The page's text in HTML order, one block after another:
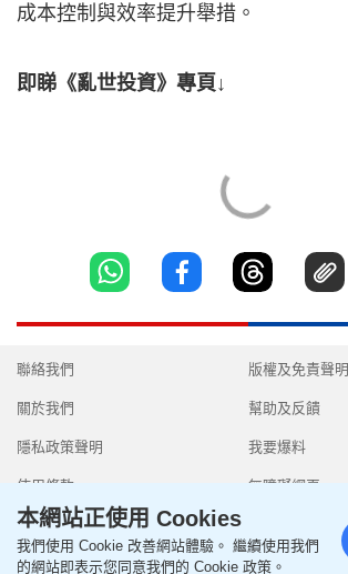
成本控制與效率提升舉措。
即睇《亂世投資》專頁↓
聯絡我們
關於我們
隱私政策聲明
使用條款
版權及免責聲明
幫助及反饋
我要爆料
無障礙網頁
本網站正使用 Cookies
我們使用 Cookie 改善網站體驗。 繼續使用我們
的網站即表示您同意我們的 Cookie 政策。